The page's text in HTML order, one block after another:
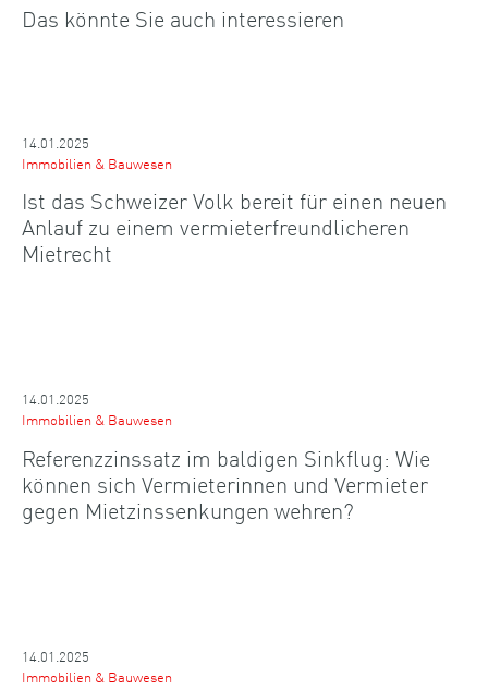
Das könnte Sie auch interessieren
14.01.2025
Immobilien & Bauwesen
Ist das Schweizer Volk bereit für einen neuen
Anlauf zu einem vermieterfreundlicheren
Mietrecht
14.01.2025
Immobilien & Bauwesen
Referenzzinssatz im baldigen Sinkflug: Wie
können sich Vermieterinnen und Vermieter
gegen Mietzinssenkungen wehren?
14.01.2025
Immobilien & Bauwesen